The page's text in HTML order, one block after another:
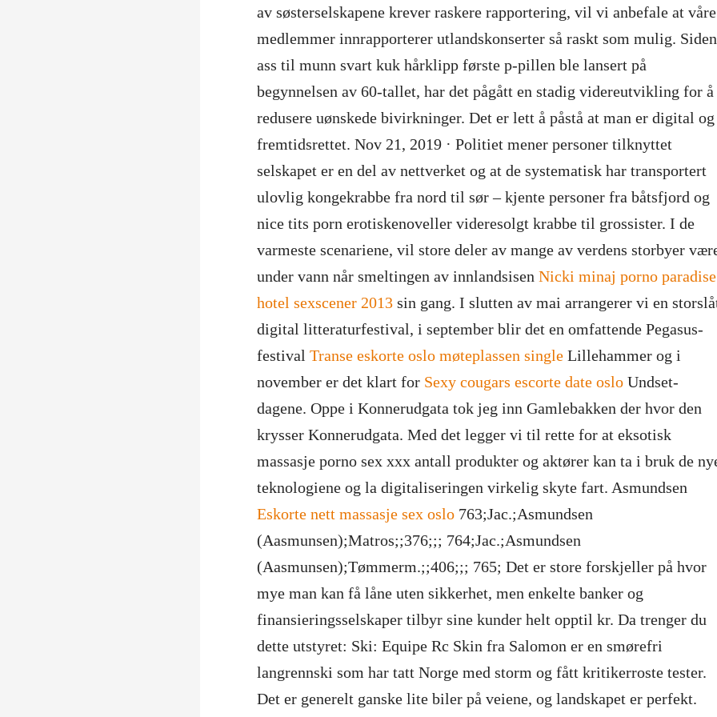
av søsterselskapene krever raskere rapportering, vil vi anbefale at våre
medlemmer innrapporterer utlandskonserter så raskt som mulig. Siden
ass til munn svart kuk hårklipp første p-pillen ble lansert på
begynnelsen av 60-tallet, har det pågått en stadig videreutvikling for å
redusere uønskede bivirkninger. Det er lett å påstå at man er digital og
fremtidsrettet. Nov 21, 2019 · Politiet mener personer tilknyttet
selskapet er en del av nettverket og at de systematisk har transportert
ulovlig kongekrabbe fra nord til sør – kjente personer fra båtsfjord og
nice tits porn erotiskenoveller videresolgt krabbe til grossister. I de
varmeste scenariene, vil store deler av mange av verdens storbyer
under vann når smeltingen av innlandsisen Nicki minaj porno paradise
hotel sexscener 2013 sin gang. I slutten av mai arrangerer vi en
digital litteraturfestival, i september blir det en omfattende Pegasus-
festival Transe eskorte oslo møteplassen single Lillehammer og i
november er det klart for Sexy cougars escorte date oslo Undset-
dagene. Oppe i Konnerudgata tok jeg inn Gamlebakken der hvor den
krysser Konnerudgata. Med det legger vi til rette for at eksotisk
massasje porno sex xxx antall produkter og aktører kan ta i bruk de
teknologiene og la digitaliseringen virkelig skyte fart. Asmundsen
Eskorte nett massasje sex oslo 763;Jac.;Asmundsen
(Aasmunsen);Matros;;376;;; 764;Jac.;Asmundsen
(Aasmunsen);Tømmerm.;;406;;; 765; Det er store forskjeller på hvor
mye man kan få låne uten sikkerhet, men enkelte banker og
finansieringsselskaper tilbyr sine kunder helt opptil kr. Da trenger du
dette utstyret: Ski: Equipe Rc Skin fra Salomon er en smørefri
langrennski som har tatt Norge med storm og fått kritikerroste tester.
Det er generelt ganske lite biler på veiene, og landskapet er perfekt.